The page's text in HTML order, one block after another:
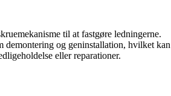
til at fastgøre ledningerne.
demontering og geninstallation, hvilket kan
eller reparationer.